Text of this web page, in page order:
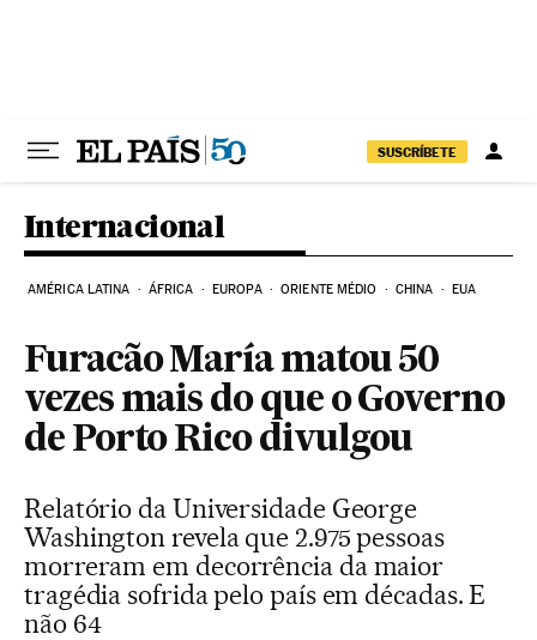
SUSCRÍBETE
Internacional
AMÉRICA LATINA ÁFRICA EUROPA ORIENTE MÉDIO CHINA EUA
Furacão María matou 50
vezes mais do que o Governo
de Porto Rico divulgou
Relatório da Universidade George
Washington revela que 2.975 pessoas
morreram em decorrência da maior
tragédia sofrida pelo país em décadas. E
não 64